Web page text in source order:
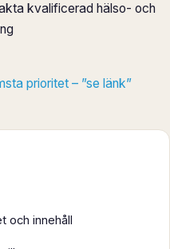
kvalificerad hälso- och
prioritet – ”se länk”
och innehåll